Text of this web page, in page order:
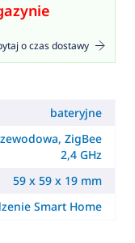
o czas dostawy
bateryjne
ZigBee
2,4 GHz
59 x 59 x 19 mm
Smart Home